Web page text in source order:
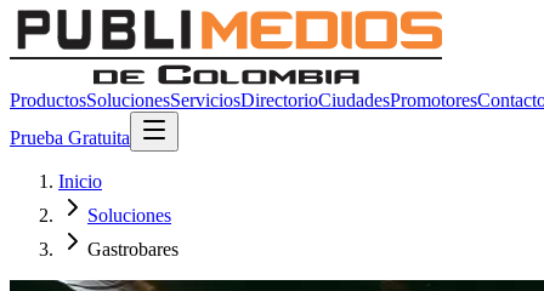
ProductosSolucionesServiciosDirectorioCiudadesPromotores
Prueba Gratuita
Inicio
Soluciones
Gastrobares